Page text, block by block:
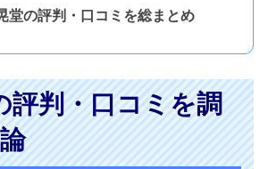
堂の評判・口コミを総まとめ
評判・口コミを調